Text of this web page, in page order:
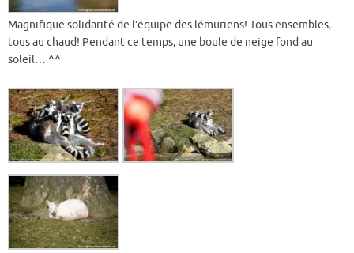
Magnifique solidarité de l’équipe des lémuriens! Tous ensembles,
tous au chaud! Pendant ce temps, une boule de neige fond au
soleil… ^^